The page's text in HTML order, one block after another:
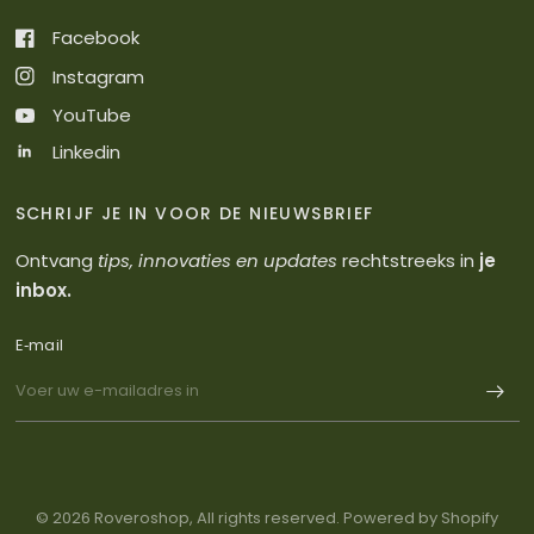
Facebook
Instagram
YouTube
Linkedin
SCHRIJF JE IN VOOR DE NIEUWSBRIEF
Ontvang tips, innovaties en updates rechtstreeks in je
inbox.
E‑mail
© 2026 Roveroshop, All rights reserved. Powered by Shopify